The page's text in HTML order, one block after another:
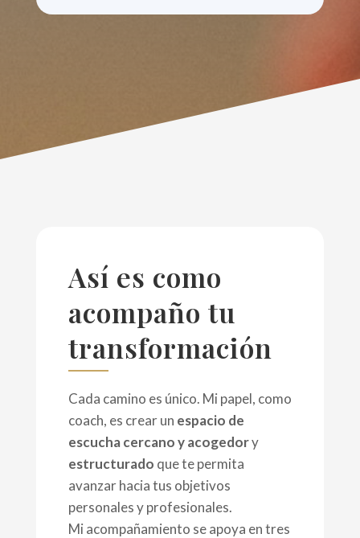
Así es como
acompaño tu
transformación
Cada camino es único. Mi papel, como
coach, es crear un espacio de
escucha cercano y acogedory
estructurado que te permita
avanzar hacia tus objetivos
personales y profesionales.
Mi acompañamiento se apoya en tres